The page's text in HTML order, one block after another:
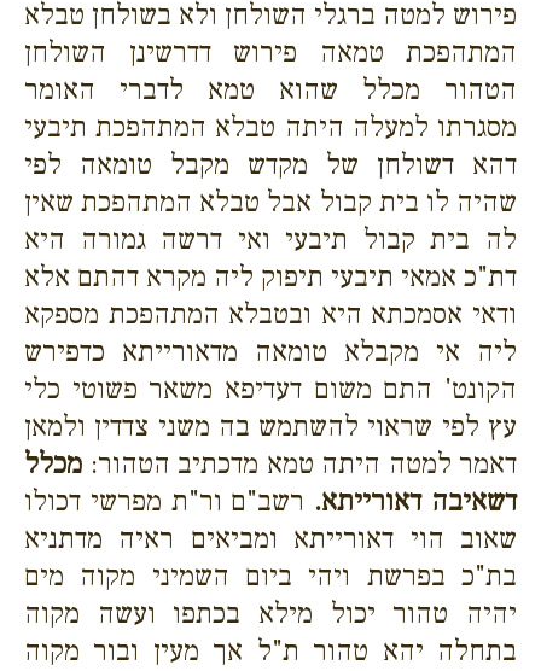
פירוש למטה ברגלי השולחן ולא בשולחן טבלא
המתהפכת טמאה פירוש דדרשינן השולחן
הטהור מכלל שהוא טמא לדברי האומר
מסגרתו למעלה היתה טבלא המתהפכת תיבעי
דהא דשולחן של מקדש מקבל טומאה לפי
שהיה לו בית קבול אבל טבלא המתהפכת שאין
לה בית קבול תיבעי ואי דרשה גמורה היא
דת"כ אמאי תיבעי תיפוק ליה מקרא דהתם אלא
ודאי אסמכתא היא ובטבלא המתהפכת מספקא
ליה אי מקבלא טומאה מדאורייתא כדפירש
הקונט' התם משום דעדיפא משאר פשוטי כלי
עץ לפי שראוי להשתמש בה משני צדדין ולמאן
דאמר למטה היתה טמא מדכתיב הטהור: מכלל
דשאיבה דאורייתא. רשב"ם ור"ת מפרשי דכולו
שאוב הוי דאורייתא ומביאים ראיה מדתניא
בת"כ בפרשת ויהי ביום השמיני מקוה מים
יהיה טהור יכול מילא בכתפו ועשה מקוה
בתחלה יהא טהור ת"ל אך מעין ובור מקוה